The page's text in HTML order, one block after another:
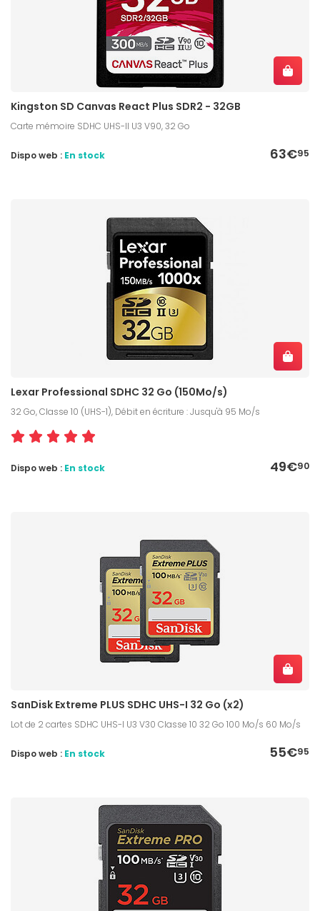
Kingston SD Canvas React Plus SDR2 - 32GB
Carte mémoire SDHC UHS-II U3 V90, 32 Go
63€95
Dispo web : En stock
Lexar Professional SDHC 32 Go (150Mo/s)
32 Go, Classe 10 (UHS-1), Débit en écriture : Jusqu'à 95 Mo/s
49€90
Dispo web : En stock
SanDisk Extreme PLUS SDHC UHS-I 32 Go (x2)
Lot de 2 cartes SDHC UHS-I U3 V30 Classe 10 32 Go 100 Mo/s 60 Mo/s
55€95
Dispo web : En stock